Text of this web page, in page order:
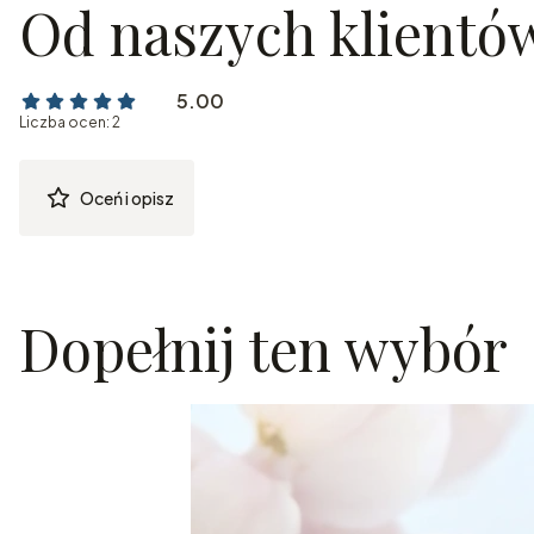
Od naszych
5.00
Liczba ocen: 2
Oceń i opisz
Dopełnij ten wybór